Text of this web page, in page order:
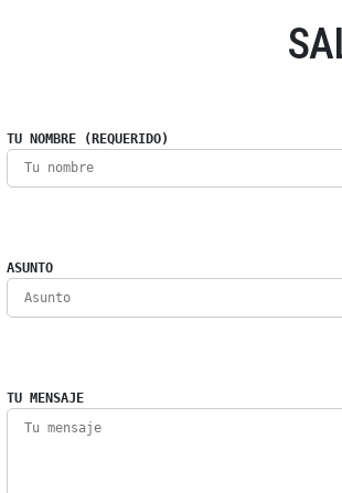
TU NOMBRE (REQUERIDO)
ASUNTO
TU MENSAJE